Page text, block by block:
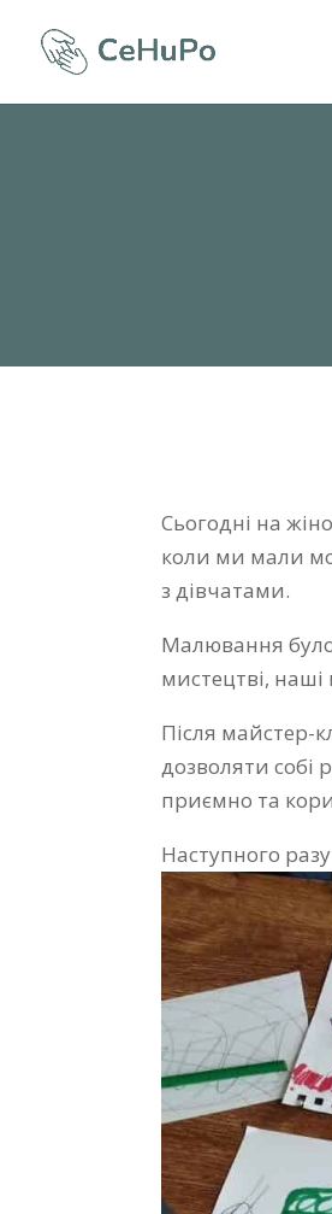
Сьогодні на
коли ми мали
з дівчатами.
Малювання
мистецтві,
Після майстер-
дозволяти собі
приємно та
Наступного